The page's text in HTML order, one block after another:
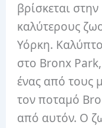
βρίσκεται
καλύτερους
Υόρκη.
στο Bronx
ένας από τους
τον ποταμό
από αυτόν. Ο